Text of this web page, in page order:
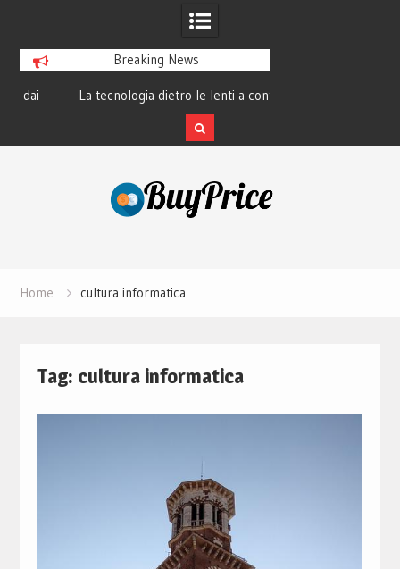
Breaking News
La tecnologia dietro le lenti a contatto
smart e il futuro visivo
Home cultura informatica
Tag: cultura informatica